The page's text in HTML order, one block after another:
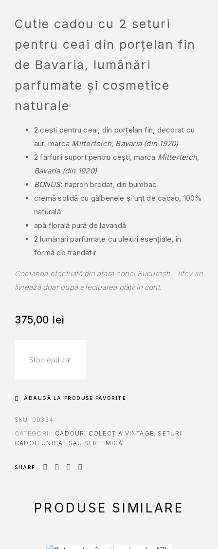
Cutie cadou cu 2 seturi
pentru ceai din porțelan fin
de Bavaria, lumânări
parfumate și cosmetice
naturale
2 cești pentru ceai, din porțelan fin, decorat cu
aur, marca Mitterteich, Bavaria (din 1920)
2 farfurii suport pentru cești, marca Mitterteich,
Bavaria (din 1920)
BONUS: napron brodat, din bumbac
cremă solidă cu gălbenele și unt de cacao, 100%
naturală
apă florală pură de lavandă
2 lumânari parfumate cu uleiuri esențiale, în
formă de trandafir
Comanda efectuată din afara zonei București – Ilfov se
livrează doar după efectuarea plății în cont.
375,00 lei
Stoc epuizat
ADAUGĂ LA PRODUSE FAVORITE
SKU: 00334
CATEGORII: CADOURI COLECȚIA VINTAGE, SETURI
CADOU UNICAT SAU SERIE MICĂ
SHARE
PRODUSE SIMILARE